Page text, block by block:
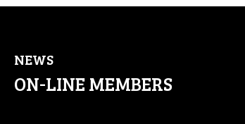
NEWS
ON-LINE MEMBERS